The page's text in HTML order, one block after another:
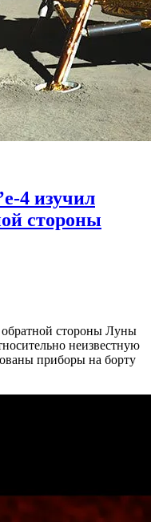
4 изучил
стороны
стороны Луны
неизвестную
приборы на борту